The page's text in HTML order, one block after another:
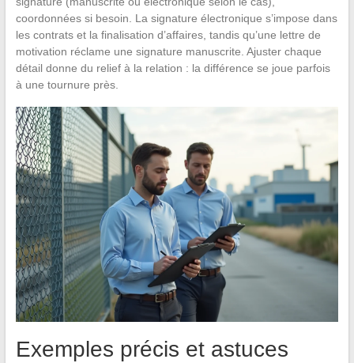
coordonnées si besoin. La signature électronique s’impose dans
les contrats et la finalisation d’affaires, tandis qu’une lettre de
motivation réclame une signature manuscrite. Ajuster chaque
détail donne du relief à la relation : la différence se joue parfois
à une tournure près.
Exemples précis et astuces